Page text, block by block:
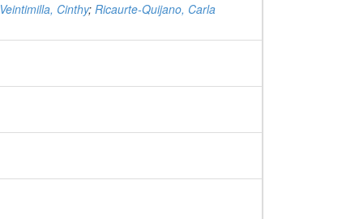
Veintimilla, Cinthy; Ricaurte-Quijano, Carla